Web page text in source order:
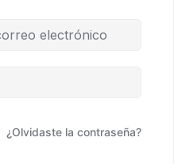
¿Olvidaste la contraseña?